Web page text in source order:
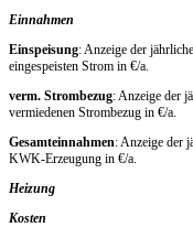
Einnahmen
Einspeisung: Anzeige der
eingespeisten Strom in €/a.
verm. Strombezug: Anzeige der
vermiedenen Strombezug in €/a.
Gesamteinnahmen: Anzeige der
KWK-Erzeugung in €/a.
Heizung
Kosten